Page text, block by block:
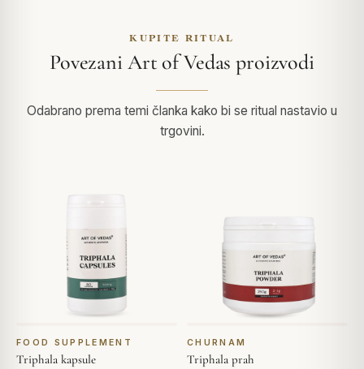
KUPITE RITUAL
Povezani Art of Vedas proizvodi
Odabrano prema temi članka kako bi se ritual nastavio u
trgovini.
FOOD SUPPLEMENT
Triphala kapsule
CHURNAM
Triphala prah